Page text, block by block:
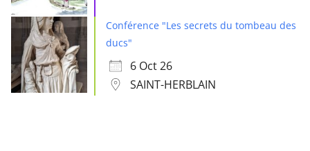
Conférence "Les secrets du tombeau des
ducs"
6 Oct 26
SAINT-HERBLAIN